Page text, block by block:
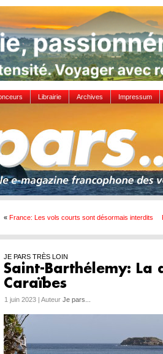
Librairie Archives Impressum
« France: Les vols courts sont désormais interdits
JE PARS TRÈS LOIN
Saint-Barthélemy: La
Caraïbes
1 juin 2023 | Auteur Je pars...